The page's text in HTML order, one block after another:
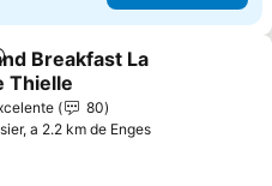
aos favoritos
Breakfast La
Thielle
80
a 2.2 km de Enges